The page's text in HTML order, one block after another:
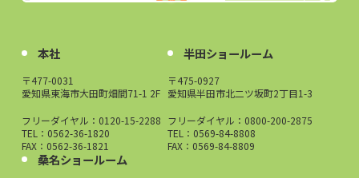
本社
〒477-0031
愛知県東海市大田町畑間71-1 2F
フリーダイヤル： 0120-15-2288
TEL：0562-36-1820
FAX：0562-36-1821
半田ショールーム
〒475-0927
愛知県半田市北二ツ坂町2丁目1-3
フリーダイヤル： 0800-200-2875
TEL：0569-84-8808
FAX：0569-84-8809
桑名ショールーム